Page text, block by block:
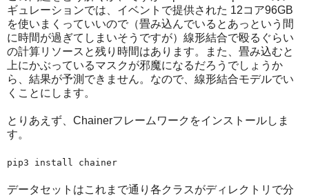
ギュレーションでは、イベントで提供された 12コア96GB
を使いまくっていいので（畳み込んでいるとあっという間
に時間が過ぎてしまいそうですが）線形結合で殴るぐらい
の計算リソースと残り時間はあります。また、畳み込むと
上にかぶっているマスクが邪魔になるだろうでしょうか
ら、結果が予測できません。なので、線形結合モデルでい
くことにします。
とりあえず、Chainerフレームワークをインストールしま
す。
pip3 install chainer
データセットはこれまで通り各クラスがディレクトリで分